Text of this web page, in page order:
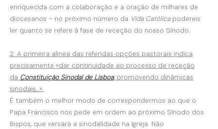
enriquecida com a colaboração e a oração de milhares de
diocesanos – no próximo número da Vida Católicapodereis
ler quanto se refere à fase de receção do nosso Sínodo.
2. A primeira alínea das referidas opções pastorais indica
precisamente «dar continuidade ao processo de receção
da Constituição Sinodal de Lisboa, promovendo dinâmicas
sinodais…».
É também o melhor modo de correspondermos ao que o
Papa Francisco nos pede em ordem ao próximo Sínodo dos
Bispos, que versará a sinodalidade na Igreja. Não